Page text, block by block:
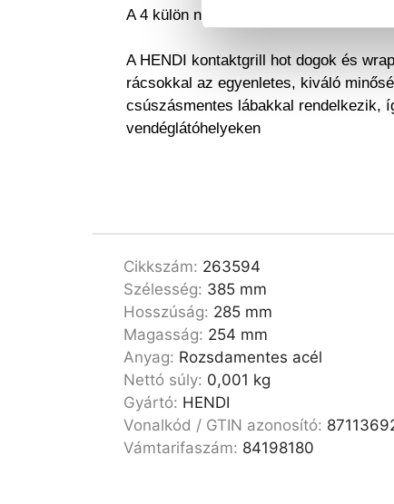
A 4 külön nyílás egyenletes grillezést
A HENDI kontaktgrill hot dogok és
rácsokkal az egyenletes, kiváló
csúszásmentes lábakkal rendelkezik,
vendéglátóhelyeken
Cikkszám: 263594
Szélesség: 385 mm
Hosszúság: 285 mm
Magasság: 254 mm
Anyag: Rozsdamentes acél
Nettó súly: 0,001 kg
Gyártó: HENDI
Vonalkód / GTIN azonosító:
Vámtarifaszám: 84198180